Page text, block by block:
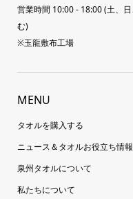
営業時間 10:00 - 18:00 (土、
む)
※玉龍敷布工場
MENU
タオルを購入する
ニュース＆タオルお役立ち情報
泉州タオルについて
私たちについて